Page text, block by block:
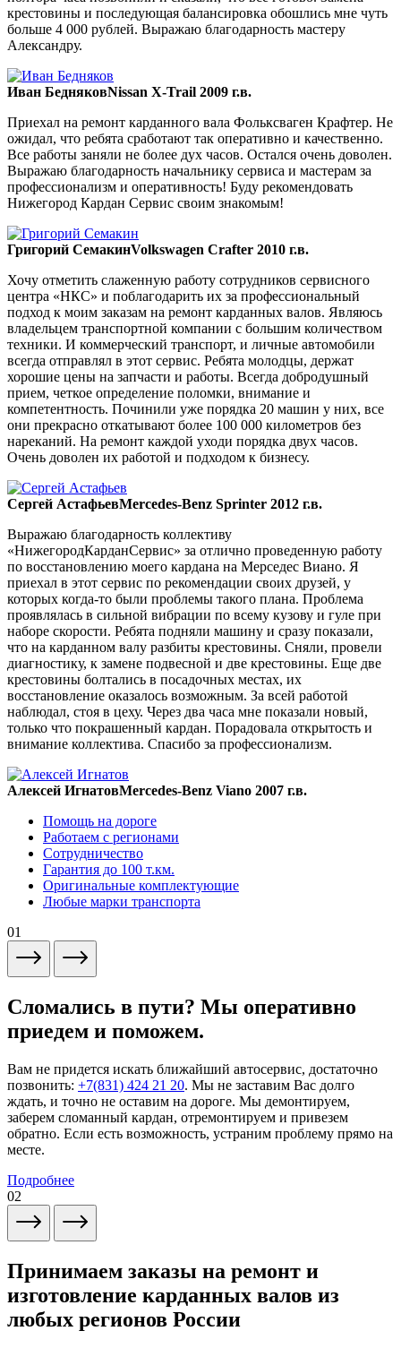
крестовины и последующая балансировка обошлись мне чуть
больше 4 000 рублей. Выражаю благодарность мастеру
Александру.
Иван БедняковNissan X-Trail 2009 г.в.
Приехал на ремонт карданного вала Фольксваген Крафтер. Не
ожидал, что ребята сработают так оперативно и качественно.
Все работы заняли не более дух часов. Остался очень доволен.
Выражаю благодарность начальнику сервиса и мастерам за
профессионализм и оперативность! Буду рекомендовать
Нижегород Кардан Сервис своим знакомым!
Григорий СемакинVolkswagen Crafter 2010 г.в.
Хочу отметить слаженную работу сотрудников сервисного
центра «НКС» и поблагодарить их за профессиональный
подход к моим заказам на ремонт карданных валов. Являюсь
владельцем транспортной компании с большим количеством
техники. И коммерческий транспорт, и личные автомобили
всегда отправлял в этот сервис. Ребята молодцы, держат
хорошие цены на запчасти и работы. Всегда добродушный
прием, четкое определение поломки, внимание и
компетентность. Починили уже порядка 20 машин у них, все
они прекрасно откатывают более 100 000 километров без
нареканий. На ремонт каждой уходи порядка двух часов.
Очень доволен их работой и подходом к бизнесу.
Сергей АстафьевMercedes-Benz Sprinter 2012 г.в.
Выражаю благодарность коллективу
«НижегородКарданСервис» за отлично проведенную работу
по восстановлению моего кардана на Мерседес Виано. Я
приехал в этот сервис по рекомендации своих друзей, у
которых когда-то были проблемы такого плана. Проблема
проявлялась в сильной вибрации по всему кузову и гуле при
наборе скорости. Ребята подняли машину и сразу показали,
что на карданном валу разбиты крестовины. Сняли, провели
диагностику, к замене подвесной и две крестовины. Еще две
крестовины болтались в посадочных местах, их
восстановление оказалось возможным. За всей работой
наблюдал, стоя в цеху. Через два часа мне показали новый,
только что покрашенный кардан. Порадовала открытость и
внимание коллектива. Спасибо за профессионализм.
Алексей ИгнатовMercedes-Benz Viano 2007 г.в.
Помощь на дороге
Работаем с регионами
Сотрудничество
Гарантия до 100 т.км.
Оригинальные комплектующие
Любые марки транспорта
01
Сломались в пути? Мы оперативно
приедем и поможем.
Вам не придется искать ближайший автосервис, достаточно
позвонить: +7(831) 424 21 20. Мы не заставим Вас долго
ждать, и точно не оставим на дороге. Мы демонтируем,
заберем сломанный кардан, отремонтируем и привезем
обратно. Если есть возможность, устраним проблему прямо на
месте.
Подробнее
02
Принимаем заказы на ремонт и
изготовление карданных валов из
любых регионов России